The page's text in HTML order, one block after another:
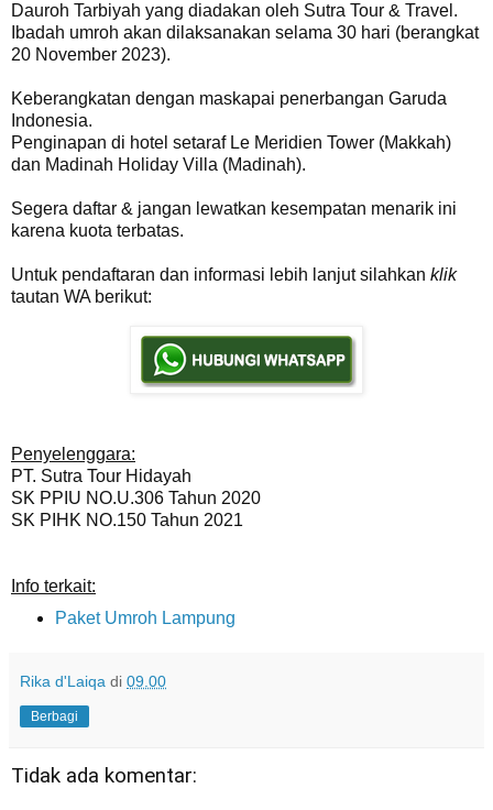
Dauroh Tarbiyah yang diadakan oleh Sutra Tour & Travel.
Ibadah umroh akan dilaksanakan selama 30 hari (berangkat
20 November 2023).
Keberangkatan dengan maskapai penerbangan Garuda
Indonesia.
Penginapan di hotel setaraf Le Meridien Tower (Makkah)
dan Madinah Holiday Villa (Madinah).
Segera daftar & jangan lewatkan kesempatan menarik ini
karena kuota terbatas.
Untuk pendaftaran dan informasi lebih lanjut silahkan klik
tautan WA berikut:
Penyelenggara:
PT. Sutra Tour Hidayah
SK PPIU NO.U.306 Tahun 2020
SK PIHK NO.150 Tahun 2021
Info terkait:
Paket Umroh Lampung
Rika d'Laiqa di 09.00
Berbagi
Tidak ada komentar: